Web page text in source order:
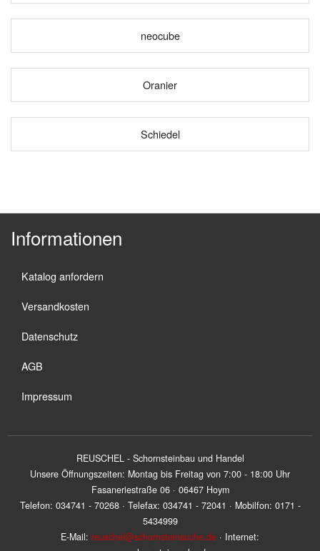
neocube
Oranier
Schiedel
Informationen
Katalog anfordern
Versandkosten
Datenschutz
AGB
Impressum
REUSCHEL - Schornsteinbau und Handel
Unsere Öffnungszeiten: Montag bis Freitag von 7:00 - 18:00 Uhr
Fasaneriestraße 06 · 06467 Hoym
Telefon: 034741 - 70268 · Telefax: 034741 - 72041 · Mobilfon: 0171 -
5434999
E-Mail: reuschel@schornsteinsuche.de · Internet: